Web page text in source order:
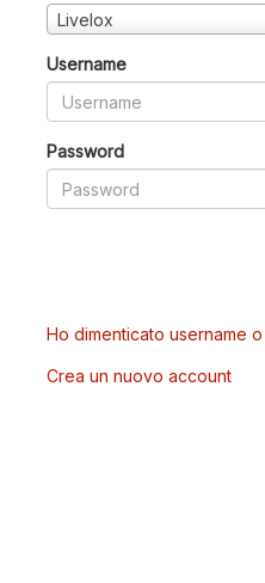
Livelox
Username
Password
Ho dimenticato username
Crea un nuovo account